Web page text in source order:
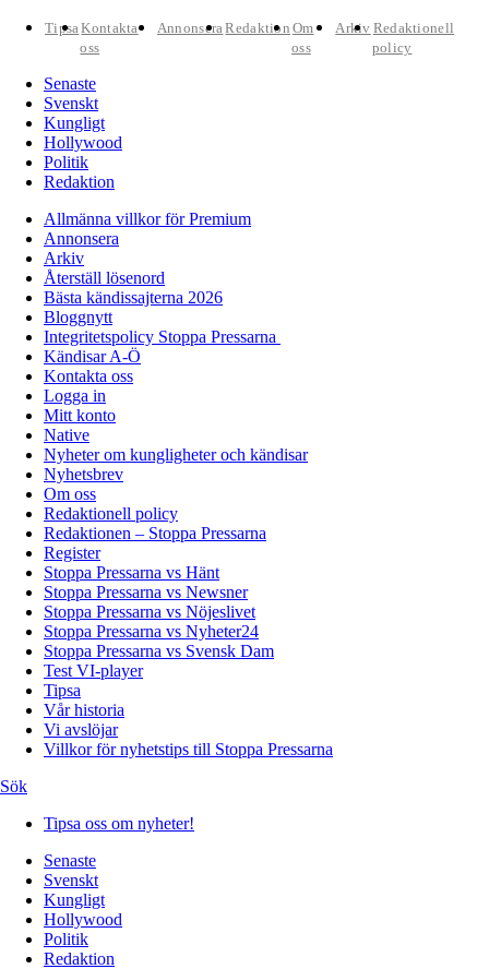
TipsaKontakta
oss
AnnonseraRedaktion Om
oss
Arkiv Redaktionell
policy
Senaste
Svenskt
Kungligt
Hollywood
Politik
Redaktion
Allmänna villkor för Premium
Annonsera
Arkiv
Återställ lösenord
Bästa kändissajterna 2026
Bloggnytt
Integritetspolicy Stoppa Pressarna
Kändisar A-Ö
Kontakta oss
Logga in
Mitt konto
Native
Nyheter om kungligheter och kändisar
Nyhetsbrev
Om oss
Redaktionell policy
Redaktionen – Stoppa Pressarna
Register
Stoppa Pressarna vs Hänt
Stoppa Pressarna vs Newsner
Stoppa Pressarna vs Nöjeslivet
Stoppa Pressarna vs Nyheter24
Stoppa Pressarna vs Svensk Dam
Test VI-player
Tipsa
Vår historia
Vi avslöjar
Villkor för nyhetstips till Stoppa Pressarna
Sök
Tipsa oss om nyheter!
Senaste
Svenskt
Kungligt
Hollywood
Politik
Redaktion